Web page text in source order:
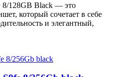
8/128GB Black — это
который сочетает в себе
и элегантный,